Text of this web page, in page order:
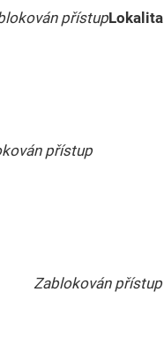
přístupLokalita
přístup
Zablokován přístup